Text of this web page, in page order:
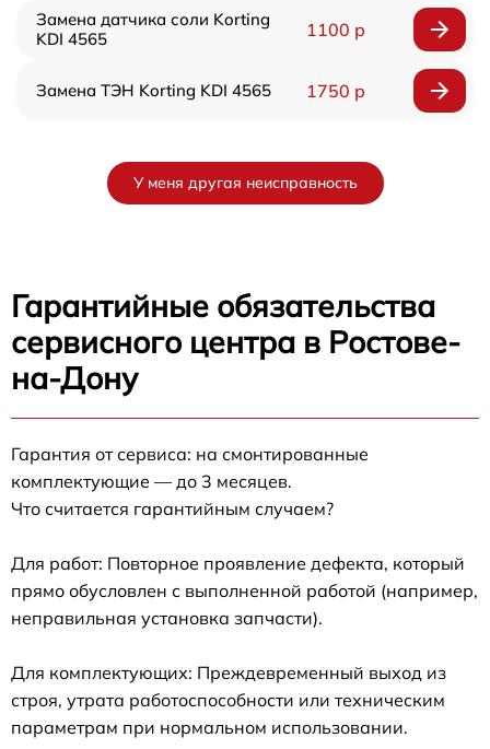
Замена датчика соли Korting
KDI 4565
1100 р
Замена ТЭН Korting KDI 4565 1750 р
У меня другая неисправность
Гарантийные обязательства
сервисного центра в Ростове-
на-Дону
Гарантия от сервиса: на смонтированные
комплектующие — до 3 месяцев.
Что считается гарантийным случаем?
Для работ: Повторное проявление дефекта, который
прямо обусловлен с выполненной работой (например,
неправильная установка запчасти).
Для комплектующих: Преждевременный выход из
строя, утрата работоспособности или техническим
параметрам при нормальном использовании.